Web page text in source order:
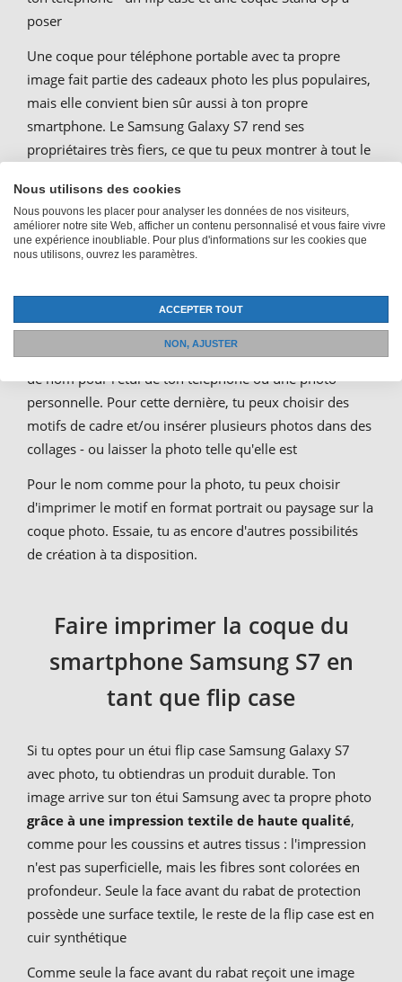
poser
Une coque pour téléphone portable avec ta propre
image fait partie des cadeaux photo les plus populaires,
mais elle convient bien sûr aussi à ton propre
smartphone. Le Samsung Galaxy S7 rend ses
propriétaires très fiers, ce que tu peux montrer à tout le
Créer sa propre coque de
Tu peux créer ta propre coque pour Samsung Galaxy S7
avec différents effets de design. Tu peux créer un motif
de nom pour l'étui de ton téléphone ou une photo
personnelle. Pour cette dernière, tu peux choisir des
motifs de cadre et/ou insérer plusieurs photos dans des
collages - ou laisser la photo telle qu'elle est
Pour le nom comme pour la photo, tu peux choisir
d'imprimer le motif en format portrait ou paysage sur la
coque photo. Essaie, tu as encore d'autres possibilités
de création à ta disposition.
Faire imprimer la coque du
smartphone Samsung S7 en
tant que flip case
Si tu optes pour un étui flip case Samsung Galaxy S7
avec photo, tu obtiendras un produit durable. Ton
image arrive sur ton étui Samsung avec ta propre photo
grâce à une impression textile de haute qualité,
comme pour les coussins et autres tissus : l'impression
n'est pas superficielle, mais les fibres sont colorées en
profondeur. Seule la face avant du rabat de protection
possède une surface textile, le reste de la flip case est en
cuir synthétique
Comme seule la face avant du rabat reçoit une image
Nous utilisons des cookies
Nous pouvons les placer pour analyser les données de nos visiteurs,
améliorer notre site Web, afficher un contenu personnalisé et vous faire vivre
une expérience inoubliable. Pour plus d'informations sur les cookies que
nous utilisons, ouvrez les paramètres.
ACCEPTER TOUT
NON, AJUSTER